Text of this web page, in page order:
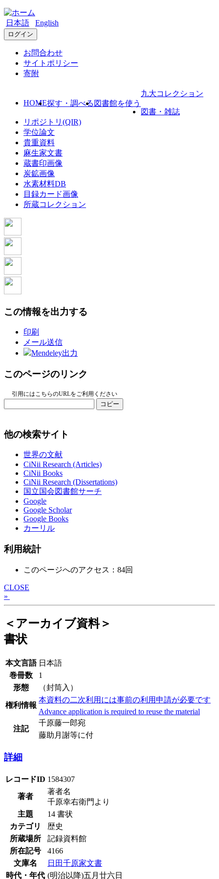
日本語 English
ログイン
お問合わせ
サイトポリシー
寄附
HOME探す・調べる 図書館を使う
九大コレクション
図書・雑誌
リポジトリ(QIR)
学位論文
貴重資料
麻生家文書
蔵書印画像
炭鉱画像
水素材料DB
目録カード画像
所蔵コレクション
この情報を出力する
印刷
メール送信
Mendeley出力
このページのリンク
引用にはこちらのURLをご利用ください
コピー
他の検索サイト
世界の文献
CiNii Research (Articles)
CiNii Books
CiNii Research (Dissertations)
国立国会図書館サーチ
Google
Google Scholar
Google Books
カーリル
利用統計
このページへのアクセス：84回
CLOSE
»
＜アーカイブ資料＞
書状
本文言語 日本語
巻冊数
1
形態
（封筒入）
権利情報
本資料の二次利用には事前の利用申請が必要です
Advance application is required to reuse the material
注記
千原藤一郎宛
藤助月謝等に付
詳細
レコードID 1584307
著者
著者名
千原幸右衛門より
主題
14 書状
カテゴリ
歴史
所蔵場所
記録資料館
所在記号
4166
文庫名
日田千原家文書
時代・年代 (明治以降)五月廿六日